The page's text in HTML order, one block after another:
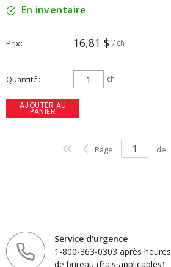
En inventaire
Prix 16,81 $ / ch
Quantité ch
AJOUTER AU
PANIER
Page de
Service d'urgence
1-800-363-0303 après heures
de bureau (frais applicables)